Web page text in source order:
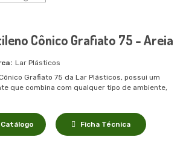
Cônico Grafiato 75 - Areia
Lar Plásticos
Grafiato 75 da Lar Plásticos, possui um
que combina com qualquer tipo de ambiente,
Ficha Técnica